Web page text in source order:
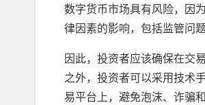
数字货币市场具有风险，因
律因素的影响，包括监管问
因此，投资者应该确保在交
之外，投资者可以采用技术
易平台上，避免泡沫、诈骗